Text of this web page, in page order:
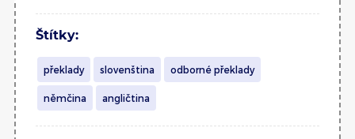
Štítky:
překlady slovenština odborné překlady
němčina angličtina